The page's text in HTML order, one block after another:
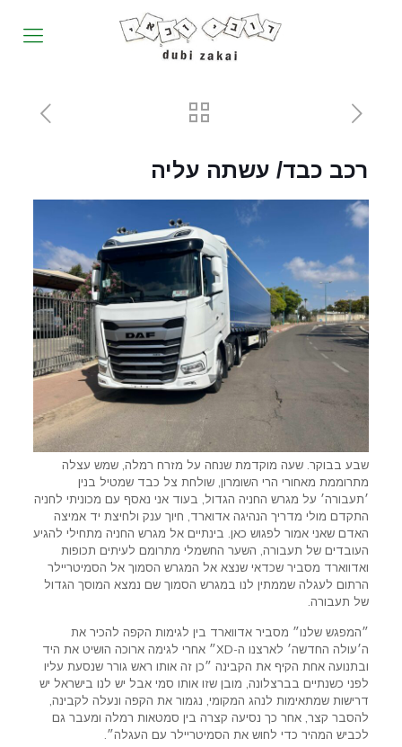
רכב כבד/ עשתה עליה
שבע בבוקר. שעה מוקדמת שנחה על מזרח רמלה, שמש עצלה
מתרוממת מאחורי הרי השומרון, שולחת צל כבד שמטיל בנין
׳תעבורה׳ על מגרש החניה הגדול, בעוד אני נאסף עם מכוניתי לחניה
התקדם מולי מדריך הנהיגה אדוארד, חיוך ענק ולחיצת יד אמיצה
האדם שאני אמור לפגוש כאן. בינתיים אל מגרש החניה מתחילי להגיע
העובדים של תעבורה, השער החשמלי מתרומם לעיתים תכופות
ואדווארד מסביר שכדאי שנצא אל המגרש הסמוך אל הסמיטריילר
הרתום לעגלה שממתין לנו במגרש הסמוך שם נמצא המוסך הגדול
של תעבורה.
״המפגש שלנו״ מסביר אדווארד בין לגימות הקפה להכיר את
ה׳עולה החדשה׳ לארצנו ה-XD״ אחרי לגימה ארוכה הושיט את היד
ובתנועה אחת הקיף את הקבינה ״כן זה אותו ראש גורר שנסעת עליו
לפני כשנתיים בברצלונה, מובן שזו אותו סמי אבל יש לנו בישראל יש
דרישות שמתאימות לנהג המקומי, נגמור את הקפה ונעלה לקבינה,
להסבר קצר, אחר כך נסיעה קצרה בין סמטאות רמלה ומעבר גם
לכביש המהיר כדי לחוש את הסמיטריילר עם העגלה״.